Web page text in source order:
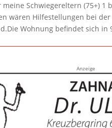
Schwiegereltern (75+) 1
wären Hilfestellungen bei
Wohnung befindet sich in
Anzeige